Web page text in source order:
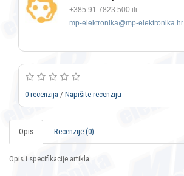
+385 91 7823 500 ili
mp-elektronika@mp-elektronika.hr
0 recenzija / Napišite recenziju
Opis Recenzije (0)
Opis i specifikacije artikla